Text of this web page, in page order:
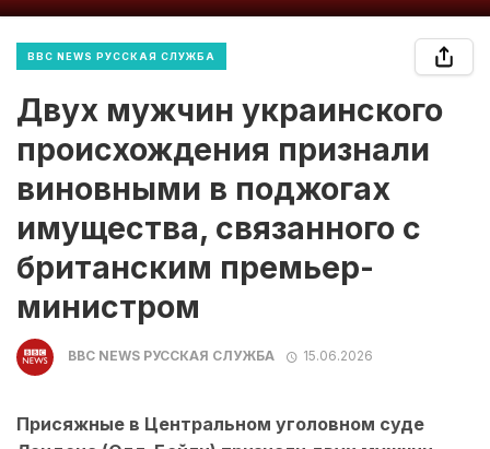
BBC NEWS РУССКАЯ СЛУЖБА
Двух мужчин украинского
происхождения признали
виновными в поджогах
имущества, связанного с
британским премьер-
министром
BBC NEWS РУССКАЯ СЛУЖБА 15.06.2026
Присяжные в Центральном уголовном суде